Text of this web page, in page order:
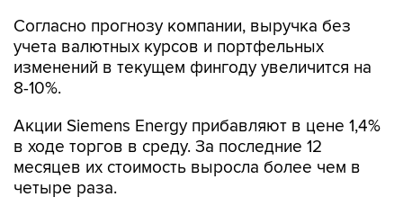
Согласно прогнозу компании, выручка без
учета валютных курсов и портфельных
изменений в текущем фингоду увеличится на
8-10%.
Акции Siemens Energy прибавляют в цене 1,4%
в ходе торгов в среду. За последние 12
месяцев их стоимость выросла более чем в
четыре раза.